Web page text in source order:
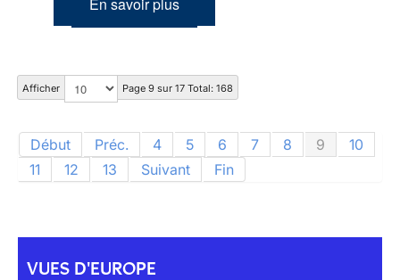
Afficher Page 9 sur 17 Total: 168
Début Préc. 4 5 6 7 8 9
10
11
12 13 Suivant Fin
VUES D'EUROPE